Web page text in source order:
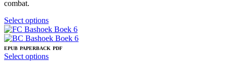
the
product
page
combat.
Select optionsThis
product
has
multiple
variants.
EPUB PAPERBACK PDF
Select optionsThis